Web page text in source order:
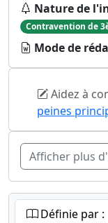
Nature de
Contravention de
Mode de
Aidez à
peines
Afficher plus
Définie par :